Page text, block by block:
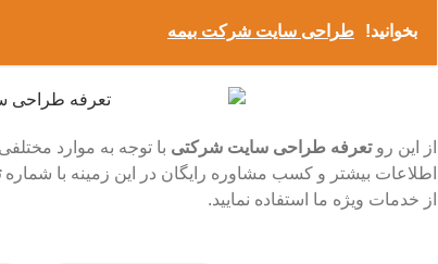
بخوانید! طراحی سایت شرکت بیمه
از این روتعرفه طراحی سایت شرکتی با توجه به موارد
اطلاعات بیشتر و کسب مشاوره رایگان در این زمینه با شماره
از خدمات ویژه ما استفاده نمایید.